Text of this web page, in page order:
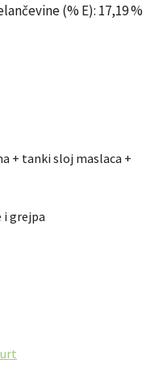
(% E): 17,19 %
+ tanki sloj maslaca +
i grejpa